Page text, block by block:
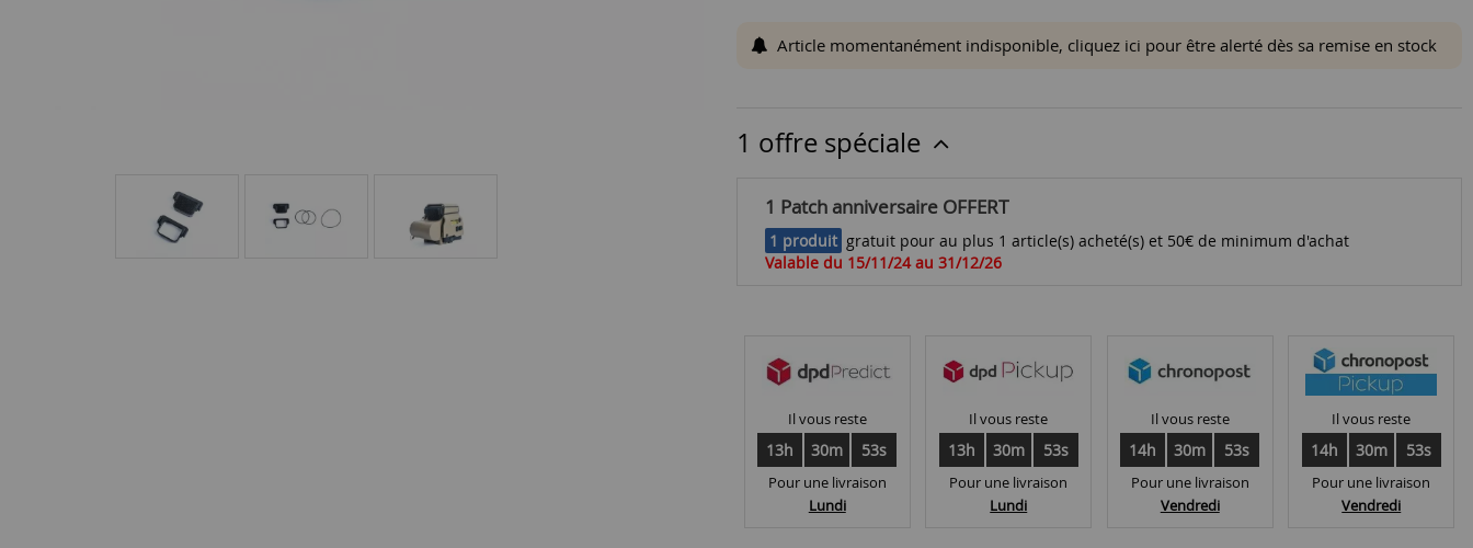
Article momentanément indisponible, cliquez ici pour être alerté dès sa remise en stock
1 offre spéciale
1 Patch anniversaire OFFERT
1 produit gratuit pour au plus 1 article(s) acheté(s) et 50€ de minimum d'achat
Valable du 15/11/24 au 31/12/26
Il vous reste
13h 30m 52s
Pour une livraison
Lundi
Il vous reste
13h 30m 52s
Pour une livraison
Lundi
Il vous reste
14h 30m 52s
Pour une livraison
Vendredi
Il vous reste
14h 30m 52s
Pour une livraison
Vendredi